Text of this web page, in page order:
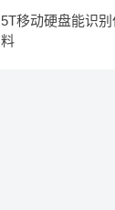
5T移动硬盘能识
料